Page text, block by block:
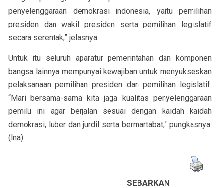
penyelenggaraan demokrasi indonesia, yaitu pemilihan
presiden dan wakil presiden serta pemilihan legislatif
secara serentak,” jelasnya.
Untuk itu seluruh aparatur pemerintahan dan komponen
bangsa lainnya mempunyai kewajiban untuk menyukseskan
pelaksanaan pemilihan presiden dan pemilihan legislatif.
“Mari bersama-sama kita jaga kualitas penyelenggaraan
pemilu ini agar berjalan sesuai dengan kaidah kaidah
demokrasi, luber dan jurdil serta bermartabat,” pungkasnya.
(lna)
SEBARKAN